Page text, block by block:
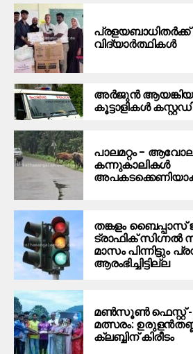
വിദ്യാർത്ഥികൾ
അർജുൻ
കൂട്ടാളികൾ
പാലമറ്റം –
കന്നുകാലികൾ
തങ്കളം ബൈപ്പാസ്
ട്രാഫിക് സിഗ്നല്‍
മാസം പിന്നിട്ടും
ആരംഭിച്ചിട്ടില്ല
മൺസൂൺ ഫെസ്റ്റ് -
മത്സരം:
ക്ലബ്ബിന് കിരീടം